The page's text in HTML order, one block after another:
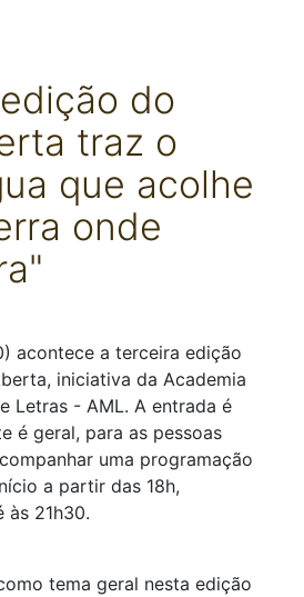
do
traz o
que acolhe
onde
acontece a terceira edição
iniciativa da Academia
Letras - AML. A entrada é
é geral, para as pessoas
uma programação
a partir das 18h,
às 21h30.
tema geral nesta edição